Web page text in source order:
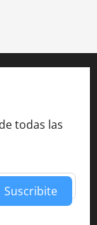
todas las
Suscribite